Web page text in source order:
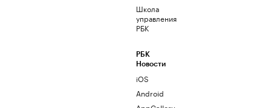
Школа
управления
РБК
РБК
Новости
iOS
Android